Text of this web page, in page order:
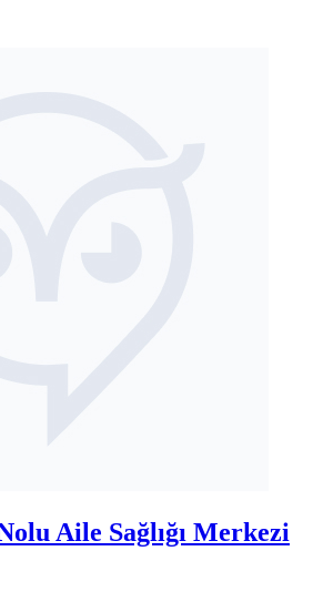
Aile Sağlığı Merkezi